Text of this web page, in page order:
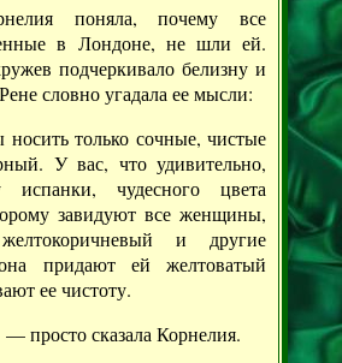
поняла, почему все
в Лондоне, не шли ей.
подчеркивало белизну и
словно угадала ее мысли:
только сочные, чистые
У вас, что удивительно,
чудесного цвета
завидуют все женщины,
и другие
придают ей желтоватый
ее чистоту.
просто сказала Корнелия.